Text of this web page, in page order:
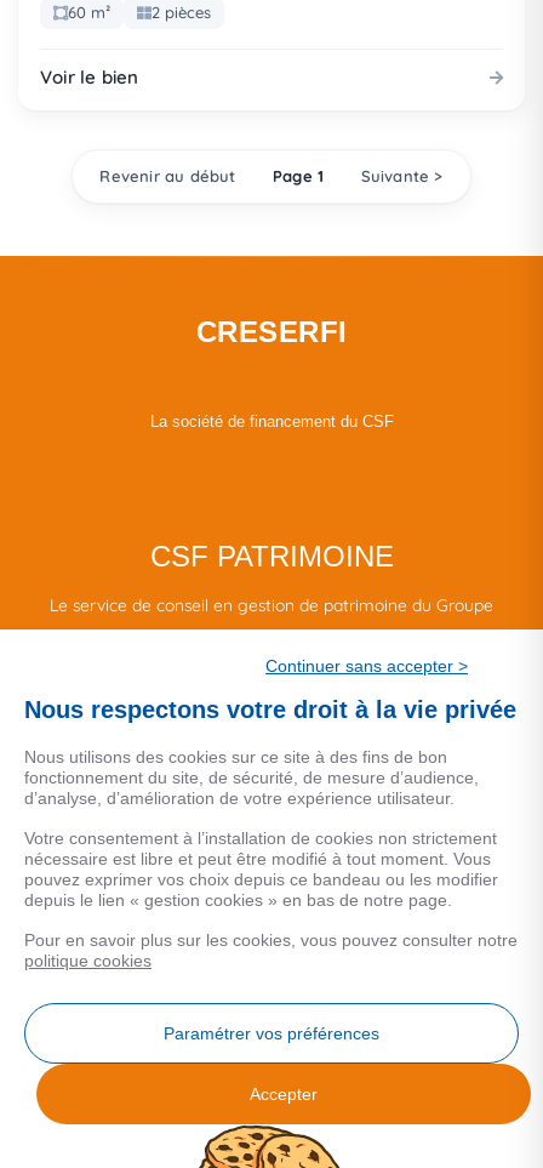
60 m² 2 pièces
Voir le bien
Revenir au début Page 1 Suivante >
CRESERFI
La société de financement du CSF
CSF PATRIMOINE
Le service de conseil en gestion de patrimoine du Groupe
MENTIONS LEGALES
Données personnelles
COOKIES
Analyse des performances
© 2026 Facilogi - Solutions en stratégie et intelligence immobilière
Continuer sans accepter >
Nous respectons votre droit à la vie privée
Nous utilisons des cookies sur ce site à des fins de bon
fonctionnement du site, de sécurité, de mesure d’audience,
d’analyse, d’amélioration de votre expérience utilisateur.
Votre consentement à l’installation de cookies non strictement
nécessaire est libre et peut être modifié à tout moment. Vous
pouvez exprimer vos choix depuis ce bandeau ou les modifier
depuis le lien « gestion cookies » en bas de notre page.
Pour en savoir plus sur les cookies, vous pouvez consulter notre
politique cookies
Paramétrer vos préférences
Accepter